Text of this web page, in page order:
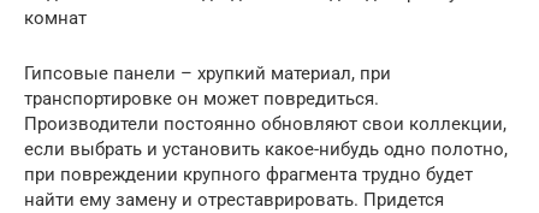
комнат
Гипсовые панели – хрупкий материал, при
транспортировке он может повредиться.
Производители постоянно обновляют свои коллекции,
если выбрать и установить какое-нибудь одно полотно,
при повреждении крупного фрагмента трудно будет
найти ему замену и отреставрировать. Придется